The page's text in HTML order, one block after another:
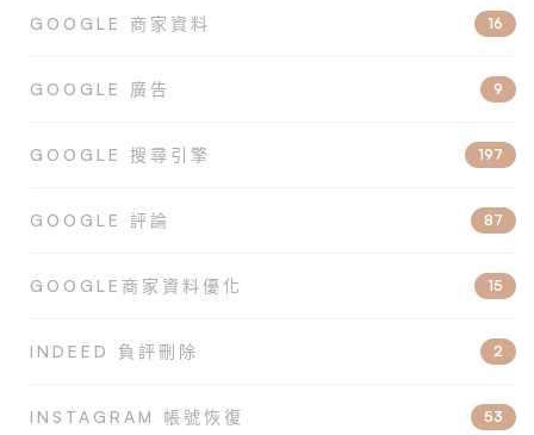
GOOGLE 商家資料 16
GOOGLE 廣告 9
GOOGLE 搜尋引擎 197
GOOGLE 評論 87
GOOGLE商家資料優化 15
INDEED 負評刪除 2
INSTAGRAM 帳號恢復 53